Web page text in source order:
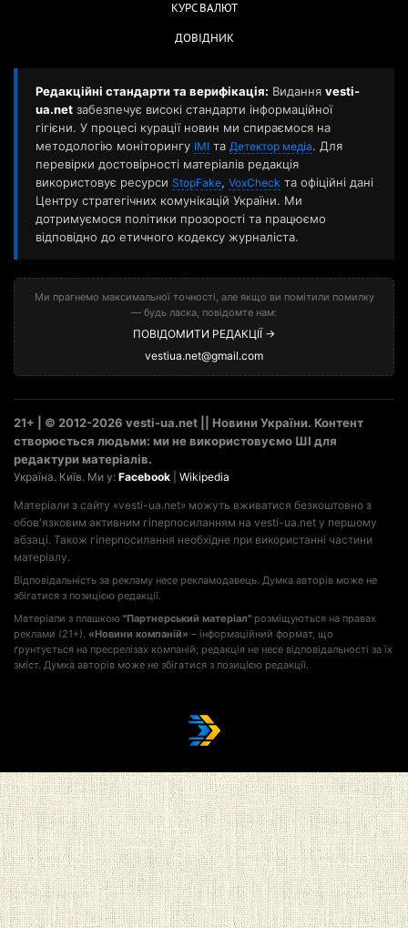
КУРС ВАЛЮТ
ДОВІДНИК
Редакційні стандарти та верифікація: Видання vesti-
ua.net забезпечує високі стандарти інформаційної
гігієни. У процесі курації новин ми спираємося на
методологію моніторингу ІМІ та Детектор медіа. Для
перевірки достовірності матеріалів редакція
використовує ресурси StopFake, VoxCheck та офіційні дані
Центру стратегічних комунікацій України. Ми
дотримуємося політики прозорості та працюємо
відповідно до етичного кодексу журналіста.
Ми прагнемо максимальної точності, але якщо ви помітили помилку
— будь ласка, повідомте нам:
ПОВІДОМИТИ РЕДАКЦІЇ →
vestiua.net@gmail.com
21+ | © 2012-2026 vesti-ua.net || Новини України. Контент
створюється людьми: ми не використовуємо ШІ для
редактури матеріалів.
Україна. Київ. Ми у: Facebook Wikipedia
Матеріали з сайту «vesti-ua.net» можуть вживатися безкоштовно з
обов'язковим активним гіперпосиланням на vesti-ua.net у першому
абзаці. Також гіперпосилання необхідне при використанні частини
матеріалу.
Відповідальність за рекламу несе рекламодавець. Думка авторів може не
збігатися з позицією редакції.
Матеріали з плашкою "Партнерський матеріал" розміщуються на правах
реклами (21+). «Новини компаній» – інформаційний формат, що
ґрунтується на пресрелізах компаній; редакція не несе відповідальності за їх
зміст. Думка авторів може не збігатися з позицією редакції.